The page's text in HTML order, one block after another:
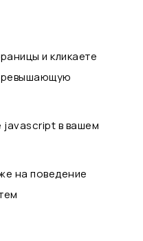
и кликаете
javascript в вашем
на поведение